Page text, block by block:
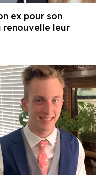
ex pour son
renouvelle leur